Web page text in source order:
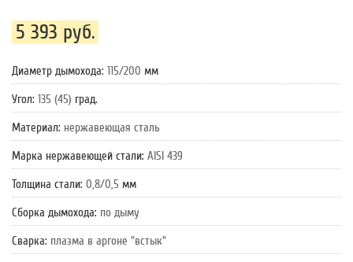
5 393 руб.
Диаметр дымохода: 115/200 мм
Угол: 135 (45) град.
Материал: нержавеющая сталь
Марка нержавеющей стали: AISI 439
Толщина стали: 0,8/0,5 мм
Сборка дымохода: по дыму
Сварка: плазма в аргоне "встык"